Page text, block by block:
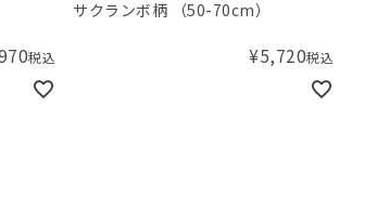
税込
サクランボ柄 （50-70cm）
¥5,720税込